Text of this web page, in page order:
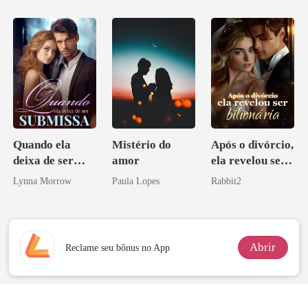
Rival do Meu
Ex
Quando ela
deixa de ser
submissa
Lynna Morrow
Mistério do
amor
Paula Lopes
Após o divórcio,
ela revelou ser
bilionária
Rabbit2
Reclame seu bônus no App Abrir